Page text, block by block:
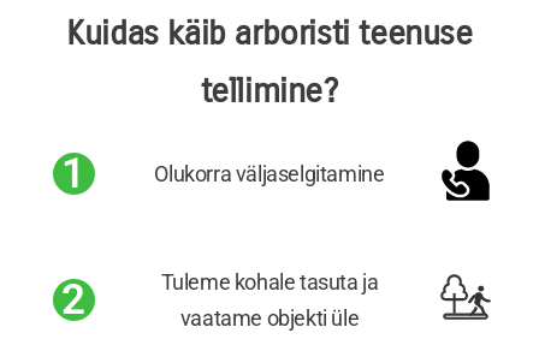
Kuidas käib arboristi teenuse
tellimine?
1 Olukorra väljaselgitamine
2
Tuleme kohale tasuta ja
vaatame objekti üle